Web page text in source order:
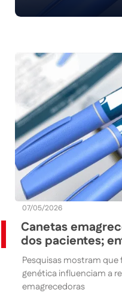
07/05/2026
Canetas
dos pacientes;
Pesquisas mostram
genética influenciam a
emagrecedoras